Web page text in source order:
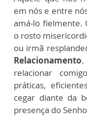
em nós e entre
amá-lo fielmente.
o rosto
ou irmã
Relacionamento
relacionar
práticas,
cegar diante da
presença do